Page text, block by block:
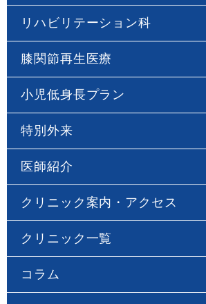
リハビリテーション科
膝関節再生医療
小児低身長プラン
特別外来
医師紹介
クリニック案内・アクセス
クリニック一覧
コラム